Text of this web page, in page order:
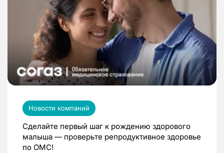
Новости компаний
Сделайте первый шаг к рождению здорового
малыша — проверьте репродуктивное здоровье
по ОМС!